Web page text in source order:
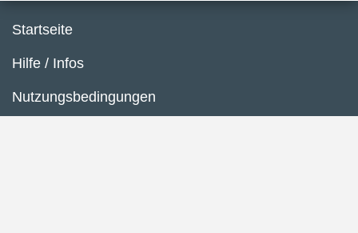
Startseite
Hilfe / Infos
Nutzungsbedingungen